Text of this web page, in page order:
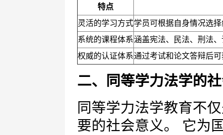
特点
灵活的学习方式学员可根据自身情况选
系统的课程体系涵盖宪法、民法、刑法
权威的认证体系通过考试和论文答辩后
二、同等学力法学的
同等学力法学教育不
要的社会意义。 它为